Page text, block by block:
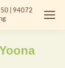
| 94072